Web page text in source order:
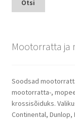
Otsi
Mootorratta ja
Soodsad
mootorratta-,
krossisõiduks.
Continental, Dunlop,